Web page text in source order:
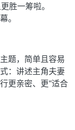
胜一筹啦。
。
题，简单且容易
：讲述主角夫妻
更亲密、更“适合